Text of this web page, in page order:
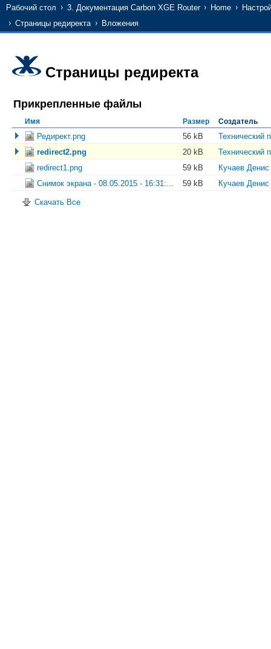
Рабочий стол 3. Документация Carbon XGE Router Home
Страницы редиректа
Вложения
Страницы редиректа
Прикрепленные файлы
Имя Размер Создатель
Редирект.png 56 kB
Технический
redirect2.png
20 kB
Технический
redirect1.png
59 kB
Кучаев Денис
Снимок экрана - 08.05.2015 - 16:31:...
59 kB Кучаев Денис
Скачать Все